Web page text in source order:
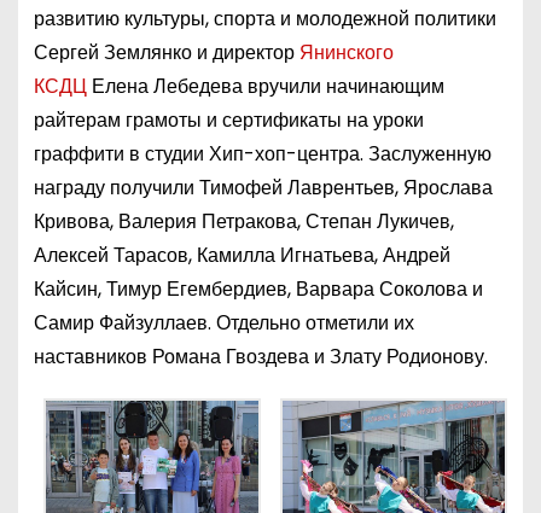
развитию культуры, спорта и молодежной политики
Сергей Землянко и директор Янинского
КСДЦЕлена Лебедева вручили начинающим
райтерам грамоты и сертификаты на уроки
граффити в студии Хип-хоп-центра. Заслуженную
награду получили Тимофей Лаврентьев, Ярослава
Кривова, Валерия Петракова, Степан Лукичев,
Алексей Тарасов, Камилла Игнатьева, Андрей
Кайсин, Тимур Егембердиев, Варвара Соколова и
Самир Файзуллаев. Отдельно отметили их
наставников Романа Гвоздева и Злату Родионову.